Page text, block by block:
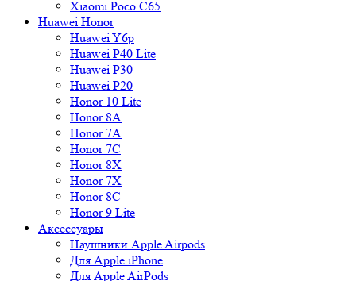
Xiaomi Poco C65
Huawei Honor
Huawei Y6p
Huawei P40 Lite
Huawei P30
Huawei P20
Honor 10 Lite
Honor 8A
Honor 7A
Honor 7C
Honor 8X
Honor 7X
Honor 8C
Honor 9 Lite
Аксессуары
Наушники Apple Airpods
Для Apple iPhone
Для Apple AirPods